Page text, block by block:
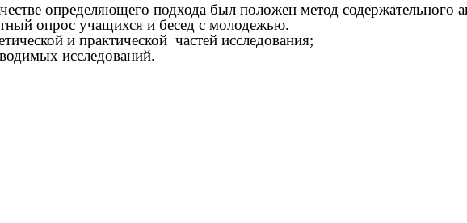
определяющего подхода был положен метод содержательного
опрос учащихся и бесед с молодежью.
и практической частей исследования;
исследований.